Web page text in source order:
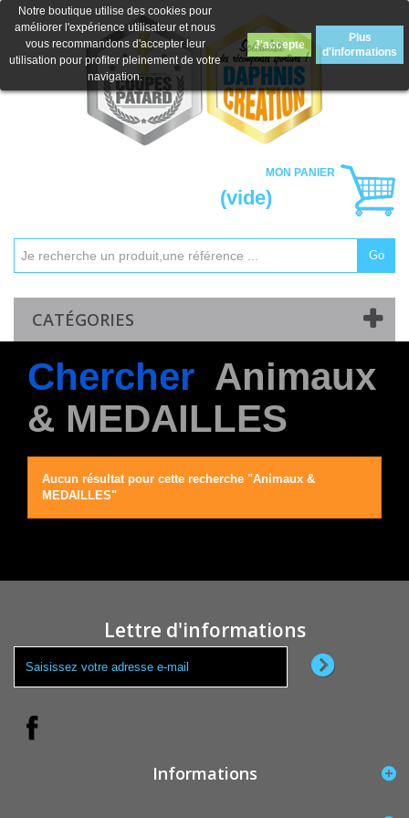
MON PANIER
(vide)
Go
CATÉGORIES
Notre boutique utilise des cookies pour
améliorer l'expérience utilisateur et nous
vous recommandons d'accepter leur
utilisation pour profiter pleinement de votre
navigation.
J'accepte
Plus
d'informations
Chercher Animaux
& MEDAILLES
Aucun résultat pour cette recherche "Animaux &
MEDAILLES"
Lettre d'informations
Informations